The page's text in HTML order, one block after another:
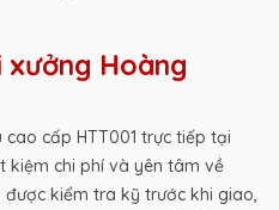
xưởng Hoàng
cấp HTT001 trực tiếp tại
kiệm chi phí và yên tâm về
kiểm tra kỹ trước khi giao,